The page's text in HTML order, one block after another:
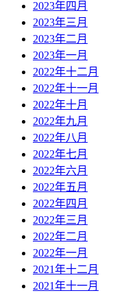
2023年四月
2023年三月
2023年二月
2023年一月
2022年十二月
2022年十一月
2022年十月
2022年九月
2022年八月
2022年七月
2022年六月
2022年五月
2022年四月
2022年三月
2022年二月
2022年一月
2021年十二月
2021年十一月